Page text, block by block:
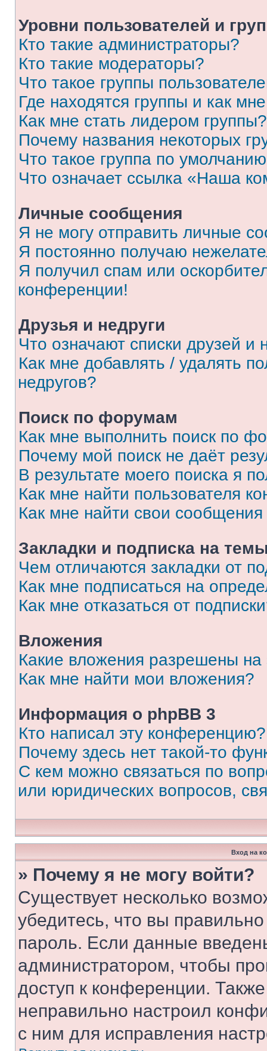
Уровни пользователей и
Кто такие администраторы?
Кто такие модераторы?
Что такое группы
Где находятся группы и как
Как мне стать лидером группы?
Почему названия некоторых
Что такое группа по
Что означает ссылка «Наша
Личные сообщения
Я не могу отправить личные
Я постоянно получаю
Я получил спам или
конференции!
Друзья и недруги
Что означают списки друзей и
Как мне добавлять / удалять
недругов?
Поиск по форумам
Как мне выполнить поиск по
Почему мой поиск не даёт
В результате моего поиска я
Как мне найти пользователя
Как мне найти свои
Закладки и подписка на
Чем отличаются закладки от
Как мне подписаться на
Как мне отказаться от
Вложения
Какие вложения разрешены
Как мне найти мои вложения?
Информация о phpBB 3
Кто написал эту конференцию?
Почему здесь нет такой-то
С кем можно связаться по
или юридических вопросов,
Вход на
» Почему я не могу войти?
Существует несколько
убедитесь, что вы
пароль. Если данные
администратором, чтобы
доступ к конференции.
неправильно настроил
с ним для исправления